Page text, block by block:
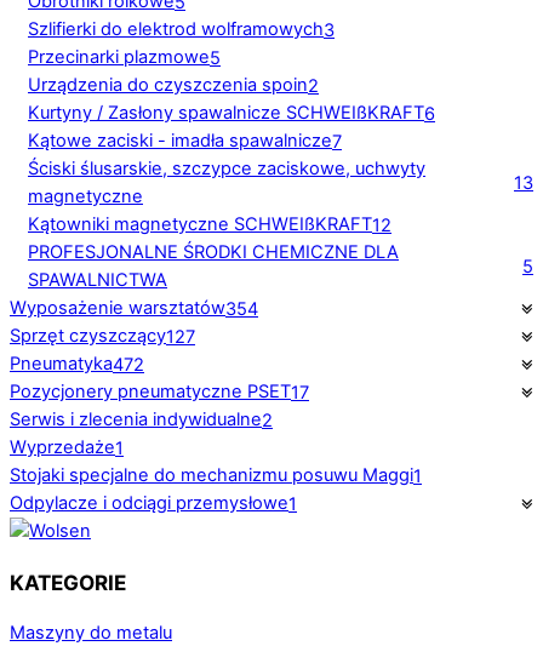
Szlifierki do elektrod wolframowych3
Przecinarki plazmowe5
Urządzenia do czyszczenia spoin2
Kurtyny / Zasłony spawalnicze SCHWEIßKRAFT6
Kątowe zaciski - imadła spawalnicze7
Ściski ślusarskie, szczypce zaciskowe, uchwyty
magnetyczne
13
Kątowniki magnetyczne SCHWEIßKRAFT12
PROFESJONALNE ŚRODKI CHEMICZNE DLA
SPAWALNICTWA
5
Wyposażenie warsztatów354
Sprzęt czyszczący127
Pneumatyka472
Pozycjonery pneumatyczne PSET17
Serwis i zlecenia indywidualne2
Wyprzedaże1
Stojaki specjalne do mechanizmu posuwu Maggi1
Odpylacze i odciągi przemysłowe1
KATEGORIE
Maszyny do metalu